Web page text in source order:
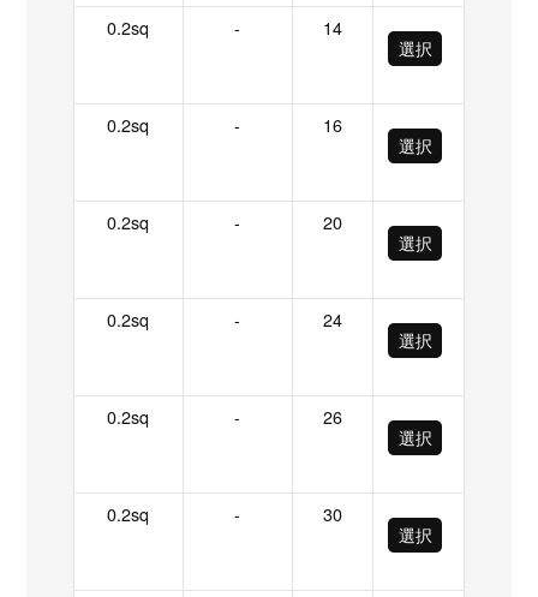
0.2sq -
14
選択
0.2sq -
16
選択
0.2sq -
20
選択
0.2sq -
24
選択
0.2sq -
26
選択
0.2sq -
30
選択